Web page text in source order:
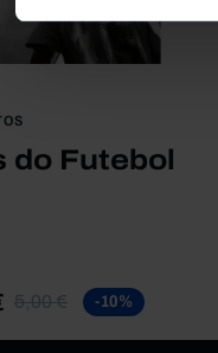
do Futebol
5,00 € -10%